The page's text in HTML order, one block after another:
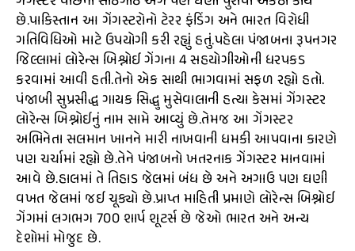
છે.પાકિસ્તાન આ ગેંગસ્ટરોનો ટેરર ફંડિંગ અને ભારત વિરોધી
ગતિવિધિઓ માટે ઉપયોગી કરી રહ્યું હતું.પહેલા પંજાબના રૂપનગર
જિલ્લામાં લોરેન્સ બિશ્નોઈ ગેંગના 4 સહયોગીઓની ધરપકડ
કરવામાં આવી હતી.તેનો એક સાથી ભાગવામાં સફળ રહ્યો હતો.
પંજાબી સુપ્રસીદ્ધ ગાયક સિદ્ધુ મુસેવાલાની હત્યા કેસમાં ગેંગસ્ટર
લોરેન્સ બિશ્નોઈનું નામ સામે આવ્યું છે.તેમજ આ ગેંગસ્ટર
અભિનેતા સલમાન ખાનને મારી નાખવાની ધમકી આપવાના કારણે
પણ ચર્ચામાં રહ્યો છે.તેને પંજાબનો ખતરનાક ગેંગસ્ટર માનવામાં
આવે છે.હાલમાં તે તિહાડ જેલમાં બંધ છે અને અગાઉ પણ ઘણી
વખત જેલમાં જઈ ચૂક્યો છે.પ્રાપ્ત માહિતી પ્રમાણે લોરેન્સ બિશ્નોઈ
ગેંગમાં લગભગ 700 શાર્પ શૂટર્સ છે જેઓ ભારત અને અન્ય
દેશોમાં મોજુદ છે.